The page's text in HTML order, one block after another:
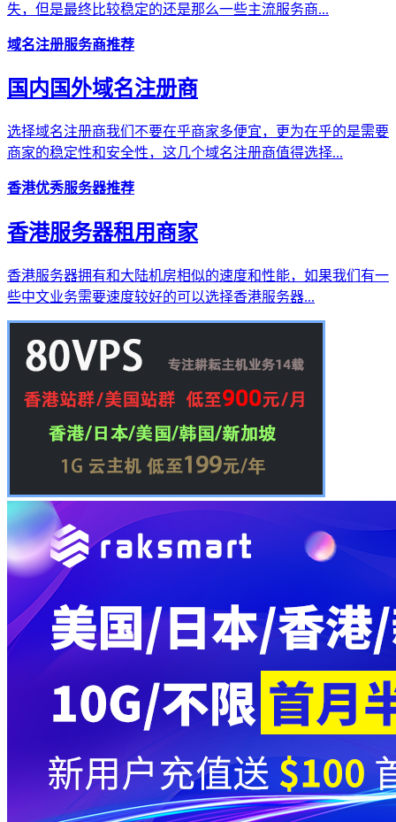
失，但是最终比较稳定的还是那么一些主流服务商...
域名注册服务商推荐
国内国外域名注册商
选择域名注册商我们不要在乎商家多便宜，更为在乎的是需要
商家的稳定性和安全性，这几个域名注册商值得选择...
香港优秀服务器推荐
香港服务器租用商家
香港服务器拥有和大陆机房相似的速度和性能，如果我们有一
些中文业务需要速度较好的可以选择香港服务器...